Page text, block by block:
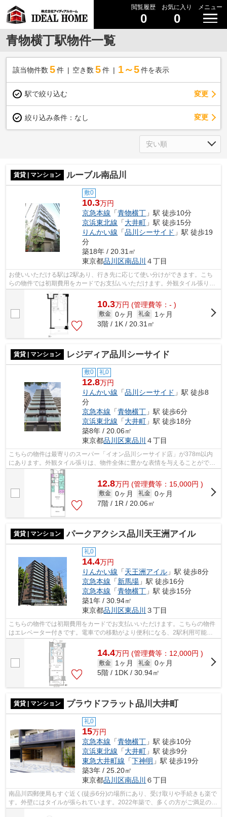
閲覧履歴
0
お気に入り
0
メニュー
青物横丁駅物件一覧
該当物件数 5件 空き数 5 件 1～5 件を表示
駅で絞り込む 変更
絞り込み条件： なし 変更
賃貸 | マンション ルーブル南品川
敷0
10.3万円
京急本線 「青物横丁 」駅 徒歩10分
京浜東北線 「大井町 」駅 徒歩15分
りんかい線 「品川シーサイド 」駅 徒歩19
分
築18年 / 20.31㎡
東京都品川区南品川 ４丁目
お使いいただける駅は2駅あり、行き先に応じて使い分けができます。こち
らの物件では初期費用をカードでお支払いいただけます。外観タイル張り
は、汚れが付きにくいのでいつまでも綺麗...
10.3万円 (管理費等：- )
敷金 0ヶ月 礼金
1ヶ月
3階 / 1K / 20.31㎡
賃貸 | マンション レジディア品川シーサイド
敷0 礼0
12.8万円
りんかい線 「品川シーサイド 」駅 徒歩8
分
京急本線 「青物横丁 」駅 徒歩6分
京浜東北線 「大井町 」駅 徒歩18分
築8年 / 20.06㎡
東京都品川区東品川 ４丁目
こちらの物件は最寄りのスーパー「イオン品川シーサイド店」が378m以内
にあります。外観タイル張りは、物件全体に豊かな表情を与えることができ
ます。築8年の物件で充実した毎日を過ご...
12.8万円 (管理費等：15,000円 )
敷金 0ヶ月 礼金 0ヶ月
7階 / 1R / 20.06㎡
賃貸 | マンション パークアクシス品川天王洲アイル
礼0
14.4万円
りんかい線 「天王洲アイル 」駅 徒歩8分
京急本線 「新馬場 」駅 徒歩16分
京急本線 「青物横丁 」駅 徒歩15分
築1年 / 30.94㎡
東京都品川区東品川 ３丁目
こちらの物件では初期費用をカードでお支払いいただけます。こちらの物件
はエレベーター付きです。電車での移動がより便利になる、2駅利用可能な
マンションです。駅から徒歩8分の物件...
14.4万円 (管理費等：12,000円 )
敷金 1ヶ月 礼金 0ヶ月
5階 / 1DK / 30.94㎡
賃貸 | マンション プラウドフラット品川大井町
礼0
15万円
京急本線 「青物横丁 」駅 徒歩10分
京浜東北線 「大井町 」駅 徒歩9分
東急大井町線 「下神明 」駅 徒歩19分
築3年 / 25.20㎡
東京都品川区南品川 ６丁目
南品川四郵便局もすぐ近く(徒歩6分)の場所にあり、受け取りや手続きも楽で
す。外壁にはタイルが張られています。2022年築で、多くの方がご満足の物
件はこちらです。電車移動の多い方に...